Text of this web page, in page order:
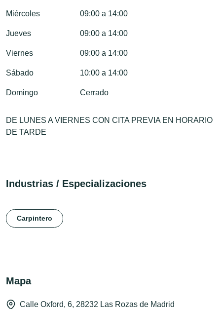
Miércoles 09:00 a 14:00
Jueves 09:00 a 14:00
Viernes 09:00 a 14:00
Sábado 10:00 a 14:00
Domingo Cerrado
DE LUNES A VIERNES CON CITA PREVIA EN HORARIO
DE TARDE
Industrias / Especializaciones
Carpintero
Mapa
Calle Oxford, 6, 28232 Las Rozas de Madrid